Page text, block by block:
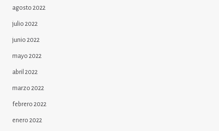
agosto 2022
julio 2022
junio 2022
mayo 2022
abril 2022
marzo 2022
febrero 2022
enero 2022